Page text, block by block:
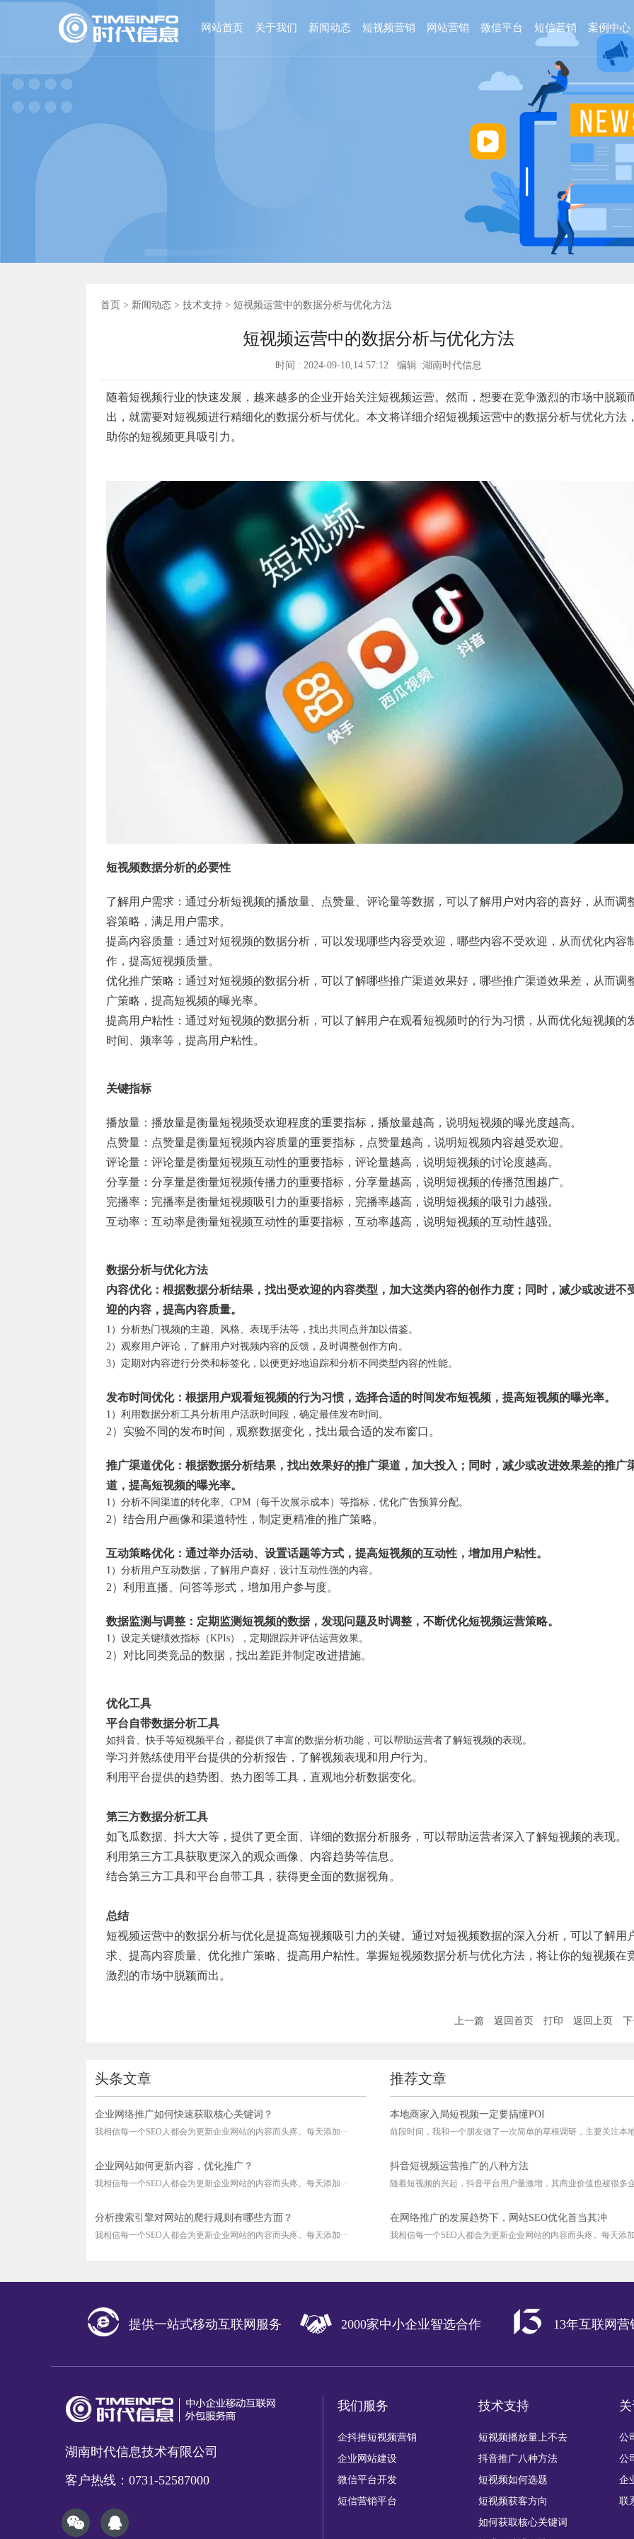
网站首页 关于我们 新闻动态 短视频营销 网站营销 微信平台 短信营销 案例中心
首页 > 新闻动态 > 技术支持 > 短视频运营中的数据分析与优化方法
短视频运营中的数据分析与优化方法
时间 : 2024-09-10,14:57:12 编辑 :湖南时代信息
随着短视频行业的快速发展，越来越多的企业开始关注短视频运营。然而，想要在竞争激烈的市场中脱颖
出，就需要对短视频进行精细化的数据分析与优化。本文将详细介绍短视频运营中的数据分析与优化方法
助你的短视频更具吸引力。
短视频数据分析的必要性
了解用户需求：通过分析短视频的播放量、点赞量、评论量等数据，可以了解用户对内容的喜好，从而调
容策略，满足用户需求。
提高内容质量：通过对短视频的数据分析，可以发现哪些内容受欢迎，哪些内容不受欢迎，从而优化内容
作，提高短视频质量。
优化推广策略：通过对短视频的数据分析，可以了解哪些推广渠道效果好，哪些推广渠道效果差，从而调
广策略，提高短视频的曝光率。
提高用户粘性：通过对短视频的数据分析，可以了解用户在观看短视频时的行为习惯，从而优化短视频的
时间、频率等，提高用户粘性。
关键指标
播放量：播放量是衡量短视频受欢迎程度的重要指标，播放量越高，说明短视频的曝光度越高。
点赞量：点赞量是衡量短视频内容质量的重要指标，点赞量越高，说明短视频内容越受欢迎。
评论量：评论量是衡量短视频互动性的重要指标，评论量越高，说明短视频的讨论度越高。
分享量：分享量是衡量短视频传播力的重要指标，分享量越高，说明短视频的传播范围越广。
完播率：完播率是衡量短视频吸引力的重要指标，完播率越高，说明短视频的吸引力越强。
互动率：互动率是衡量短视频互动性的重要指标，互动率越高，说明短视频的互动性越强。
数据分析与优化方法
内容优化：根据数据分析结果，找出受欢迎的内容类型，加大这类内容的创作力度；同时，减少或改进不
迎的内容，提高内容质量。
1）分析热门视频的主题、风格、表现手法等，找出共同点并加以借鉴。
2）观察用户评论，了解用户对视频内容的反馈，及时调整创作方向。
3）定期对内容进行分类和标签化，以便更好地追踪和分析不同类型内容的性能。
发布时间优化：根据用户观看短视频的行为习惯，选择合适的时间发布短视频，提高短视频的曝光率。
1）利用数据分析工具分析用户活跃时间段，确定最佳发布时间。
2）实验不同的发布时间，观察数据变化，找出最合适的发布窗口。
推广渠道优化：根据数据分析结果，找出效果好的推广渠道，加大投入；同时，减少或改进效果差的推广
道，提高短视频的曝光率。
1）分析不同渠道的转化率、CPM（每千次展示成本）等指标，优化广告预算分配。
2）结合用户画像和渠道特性，制定更精准的推广策略。
互动策略优化：通过举办活动、设置话题等方式，提高短视频的互动性，增加用户粘性。
1）分析用户互动数据，了解用户喜好，设计互动性强的内容。
2）利用直播、问答等形式，增加用户参与度。
数据监测与调整：定期监测短视频的数据，发现问题及时调整，不断优化短视频运营策略。
1）设定关键绩效指标（KPIs），定期跟踪并评估运营效果。
2）对比同类竞品的数据，找出差距并制定改进措施。
优化工具
平台自带数据分析工具
如抖音、快手等短视频平台，都提供了丰富的数据分析功能，可以帮助运营者了解短视频的表现。
学习并熟练使用平台提供的分析报告，了解视频表现和用户行为。
利用平台提供的趋势图、热力图等工具，直观地分析数据变化。
第三方数据分析工具
如飞瓜数据、抖大大等，提供了更全面、详细的数据分析服务，可以帮助运营者深入了解短视频的表现。
利用第三方工具获取更深入的观众画像、内容趋势等信息。
结合第三方工具和平台自带工具，获得更全面的数据视角。
总结
短视频运营中的数据分析与优化是提高短视频吸引力的关键。通过对短视频数据的深入分析，可以了解用
求、提高内容质量、优化推广策略、提高用户粘性。掌握短视频数据分析与优化方法，将让你的短视频在
激烈的市场中脱颖而出。
上一篇 返回首页 打印 返回上页
头条文章
企业网络推广如何快速获取核心关键词？
我相信每一个SEO人都会为更新企业网站的内容而头疼。每天添加···
企业网站如何更新内容，优化推广？
我相信每一个SEO人都会为更新企业网站的内容而头疼。每天添加···
分析搜索引擎对网站的爬行规则有哪些方面？
我相信每一个SEO人都会为更新企业网站的内容而头疼。每天添加···
推荐文章
本地商家入局短视频一定要搞懂POI
前段时间，我和一个朋友做了一次简单的草根调研，主要关注本地
抖音短视频运营推广的八种方法
随着短视频的兴起，抖音平台用户量激增，其商业价值也被很多企
在网络推广的发展趋势下，网站SEO优化首当其冲
我相信每一个SEO人都会为更新企业网站的内容而头疼。每天添加
提供一站式移动互联网服务 2000家中小企业智选合作 13年互联网
湖南时代信息技术有限公司
客户热线：0731-52587000
我们服务
企抖推短视频营销
企业网站建设
微信平台开发
短信营销平台
技术支持
短视频播放量上不去
抖音推广八种方法
短视频如何选题
短视频获客方向
如何获取核心关键词
公
公
企
联